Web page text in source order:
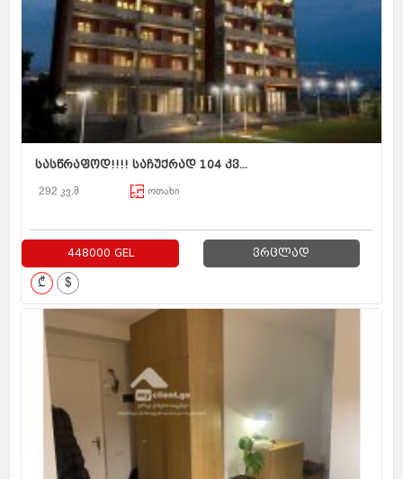
სასწრაფოდ!!!! საჩუქრად 104 კვ...
292 კვ.მ ოთახი
448000 GEL ვრცლად
₾ $